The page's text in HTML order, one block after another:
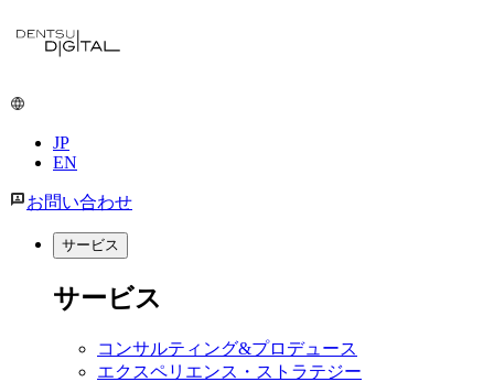
JP
EN
お問い合わせ
サービス
サービス
コンサルティング&プロデュース
エクスペリエンス・ストラテジー